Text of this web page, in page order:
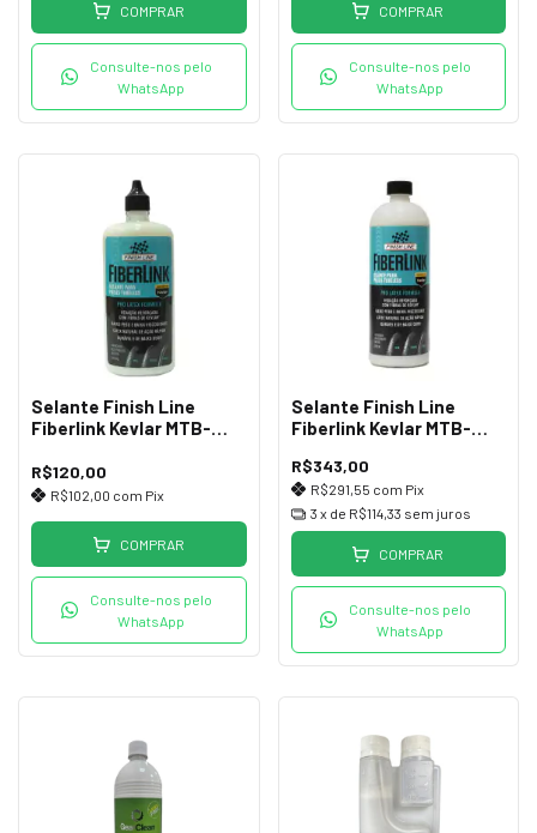
COMPRAR
Consulte-nos pelo
WhatsApp
COMPRAR
Consulte-nos pelo
WhatsApp
Selante Finish Line
Fiberlink Kevlar MTB-
R$120,00
R$102,00 com Pix
COMPRAR
Consulte-nos pelo
WhatsApp
Selante Finish Line
Fiberlink Kevlar MTB-
R$343,00
R$291,55 com Pix
3 x de R$114,33 sem juros
COMPRAR
Consulte-nos pelo
WhatsApp